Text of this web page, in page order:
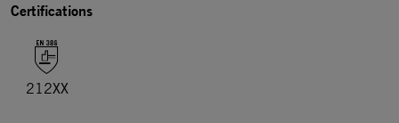
Certifications
212XX